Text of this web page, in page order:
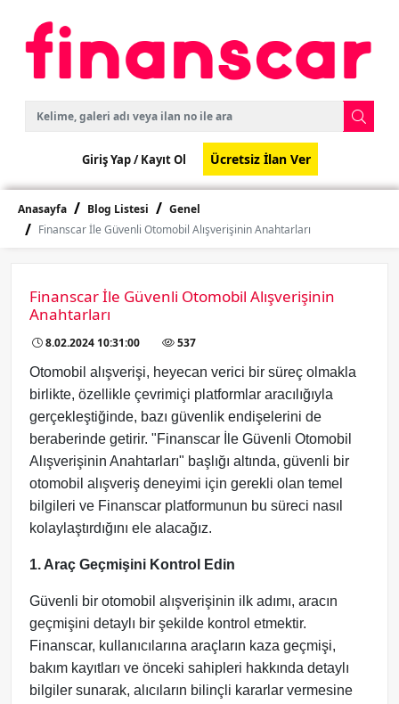
Giriş Yap /Kayıt Ol Ücretsiz İlan Ver
Anasayfa Blog Listesi
Genel
Finanscar İle Güvenli Otomobil Alışverişinin Anahtarları
Finanscar İle Güvenli Otomobil Alışverişinin
Anahtarları
8.02.2024 10:31:00
537
Otomobil alışverişi, heyecan verici bir süreç olmakla
birlikte, özellikle çevrimiçi platformlar aracılığıyla
gerçekleştiğinde, bazı güvenlik endişelerini de
beraberinde getirir. "Finanscar İle Güvenli Otomobil
Alışverişinin Anahtarları" başlığı altında, güvenli bir
otomobil alışveriş deneyimi için gerekli olan temel
bilgileri ve Finanscar platformunun bu süreci nasıl
kolaylaştırdığını ele alacağız.
1. Araç Geçmişini Kontrol Edin
Güvenli bir otomobil alışverişinin ilk adımı, aracın
geçmişini detaylı bir şekilde kontrol etmektir.
Finanscar, kullanıcılarına araçların kaza geçmişi,
bakım kayıtları ve önceki sahipleri hakkında detaylı
bilgiler sunarak, alıcıların bilinçli kararlar vermesine